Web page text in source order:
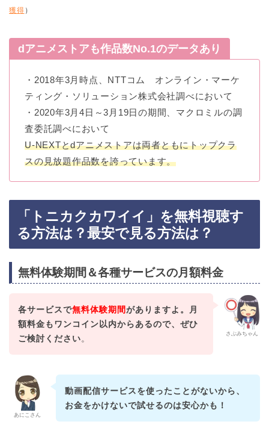
獲得 ）
dアニメストアも作品数No.1のデータあり
・2018年3月時点、NTTコム オンライン・マーケ
ティング・ソリューション株式会社調べにおいて
・2020年3月4日～3月19日の期間、マクロミルの調
査委託調べにおいて
U-NEXTとdアニメストアは両者ともにトップクラ
スの見放題作品数を誇っています。
「トニカクカワイイ」を無料視聴す
る方法は？最安で見る方法は？
無料体験期間＆各種サービスの月額料金
さぶみちゃん
各サービスで無料体験期間がありますよ。月
額料金もワンコイン以内からあるので、ぜひ
ご検討ください。
あにこさん
動画配信サービスを使ったことがないから、
お金をかけないで試せるのは安心かも！